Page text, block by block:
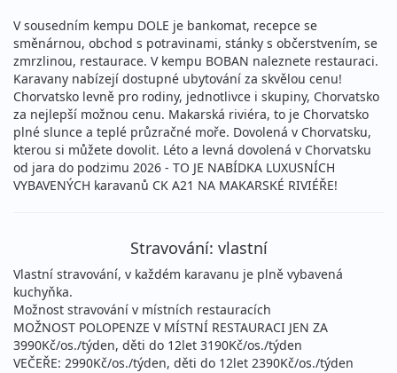
V sousedním kempu DOLE je bankomat, recepce se
směnárnou, obchod s potravinami, stánky s občerstvením, se
zmrzlinou, restaurace. V kempu BOBAN naleznete restauraci.
Karavany nabízejí dostupné ubytování za skvělou cenu!
Chorvatsko levně pro rodiny, jednotlivce i skupiny, Chorvatsko
za nejlepší možnou cenu. Makarská riviéra, to je Chorvatsko
plné slunce a teplé průzračné moře. Dovolená v Chorvatsku,
kterou si můžete dovolit. Léto a levná dovolená v Chorvatsku
od jara do podzimu 2026 - TO JE NABÍDKA LUXUSNÍCH
VYBAVENÝCH karavanů CK A21 NA MAKARSKÉ RIVIÉŘE!
Stravování: vlastní
Vlastní stravování, v každém karavanu je plně vybavená
kuchyňka.
Možnost stravování v místních restauracích
MOŽNOST POLOPENZE V MÍSTNÍ RESTAURACI JEN ZA
3990Kč/os./týden, děti do 12let 3190Kč/os./týden
VEČEŘE: 2990Kč/os./týden, děti do 12let 2390Kč/os./týden